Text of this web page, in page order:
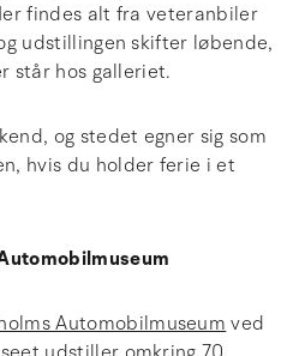
findes alt fra veteranbiler
udstillingen skifter løbende,
står hos galleriet.
og stedet egner sig som
hvis du holder ferie i et
Automobilmuseum ved